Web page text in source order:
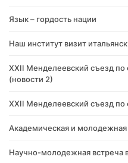
Язык – гордость нации
Наш институт визит
XXII Менделеевский съезд
(новости 2)
XXII Менделеевский съезд
Академическая и молодежная
Научно-молодежная встреча